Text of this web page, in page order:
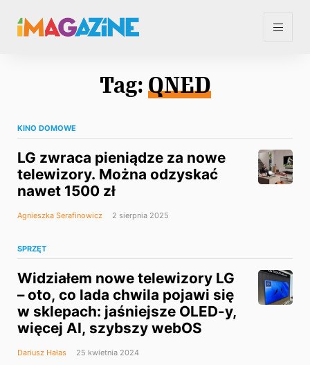
Tag: QNED
KINO DOMOWE
LG zwraca pieniądze za nowe
telewizory. Można odzyskać
nawet 1500 zł
Agnieszka Serafinowicz 2 sierpnia 2025
SPRZĘT
Widziałem nowe telewizory LG
– oto, co lada chwila pojawi się
w sklepach: jaśniejsze OLED-y,
więcej AI, szybszy webOS
Dariusz Hałas 25 kwietnia 2024